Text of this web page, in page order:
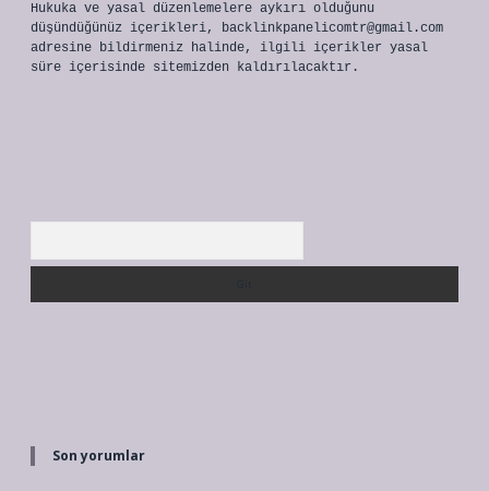
Hukuka ve yasal düzenlemelere aykırı olduğunu
düşündüğünüz içerikleri, backlinkpanelicomtr@gmail.com
adresine bildirmeniz halinde, ilgili içerikler yasal
süre içerisinde sitemizden kaldırılacaktır.
Son yorumlar